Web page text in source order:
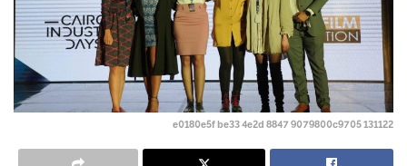
131122 e0180e5f be33 4e2d 8847 9079800c9705